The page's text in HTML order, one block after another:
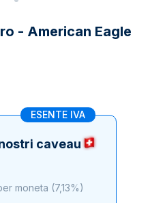
- American Eagle
ESENTE IVA
caveau
moneta (7,13%)